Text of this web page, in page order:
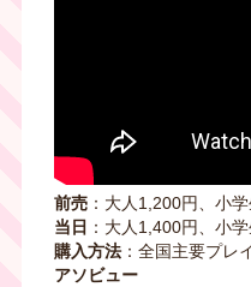
前売：大人1,200円、小
当日 ：大人1,400円、小
購入方法：全国主要プレ
アソビュー